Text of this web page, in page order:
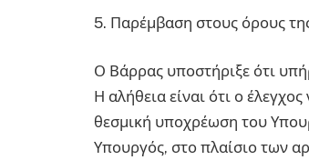
5. Παρέμβαση στους όρους
Ο Βάρρας υποστήριξε ότι
Η αλήθεια είναι ότι ο
θεσμική υποχρέωση του
Υπουργός, στο πλαίσιο των